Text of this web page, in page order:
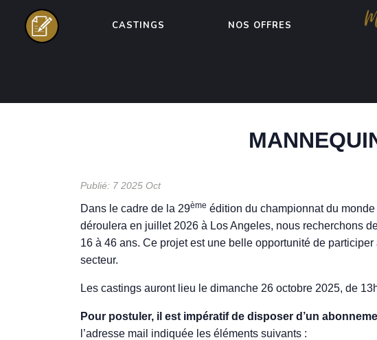
CASTINGS NOS OFFRES
Publié: 7 2025 Oct
Dans le cadre de la 29ème édition du championnat du
déroulera en juillet 2026 à Los Angeles, nous recherchons
16 à 46 ans. Ce projet est une belle opportunité de
secteur.
Les castings auront lieu le dimanche 26 octobre 2025, de
Pour postuler, il est impératif de disposer d’un
l’adresse mail indiquée les éléments suivants :